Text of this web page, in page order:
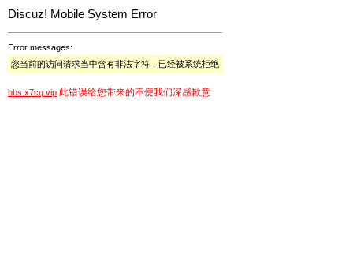
Discuz! Mobile System Error
Error messages:
您当前的访问请求当中含有非法字符，已经被系统拒绝
bbs.x7cq.vip 此错误给您带来的不便我们深感歉意